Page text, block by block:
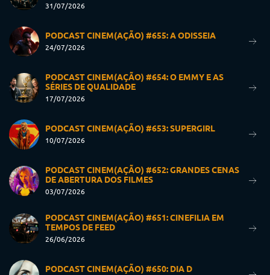
31/07/2026
PODCAST CINEM(AÇÃO) #655: A ODISSEIA
24/07/2026
PODCAST CINEM(AÇÃO) #654: O EMMY E AS
SÉRIES DE QUALIDADE
17/07/2026
PODCAST CINEM(AÇÃO) #653: SUPERGIRL
10/07/2026
PODCAST CINEM(AÇÃO) #652: GRANDES CENAS
DE ABERTURA DOS FILMES
03/07/2026
PODCAST CINEM(AÇÃO) #651: CINEFILIA EM
TEMPOS DE FEED
26/06/2026
PODCAST CINEM(AÇÃO) #650: DIA D